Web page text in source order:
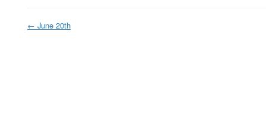
← June 20th